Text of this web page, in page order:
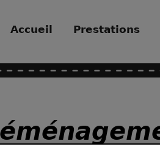
Accueil Prestations